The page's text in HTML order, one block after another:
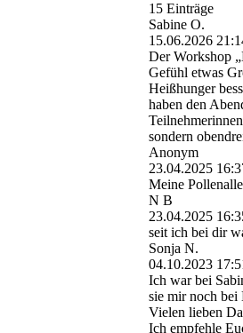
15 Einträge
Sabine O.
15.06.2026
Der Workshop
Gefühl etwas
Heißhunger
haben den
sondern
Anonym
23.04.2025
Meine
N B
23.04.2025
seit ich bei dir
Sonja N.
04.10.2023
Ich war bei
sie mir noch bei
Vielen lieben
Ich empfehle